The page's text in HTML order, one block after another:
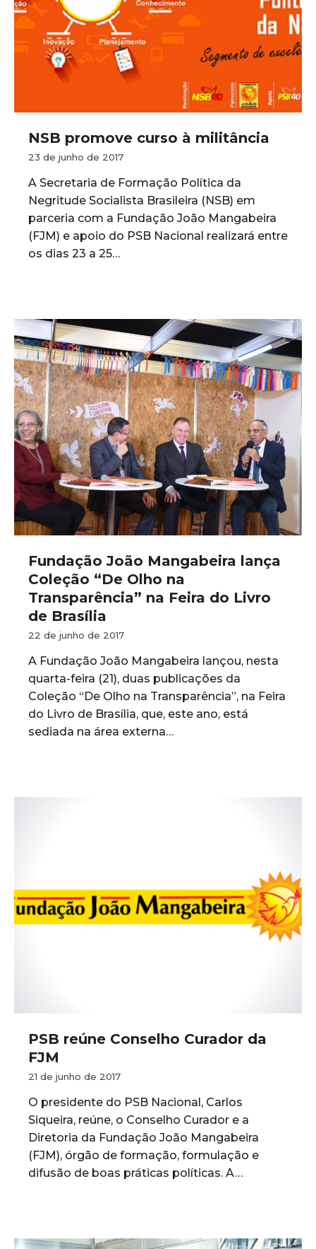
NSB promove curso à militância
23 de junho de 2017
A Secretaria de Formação Política da
Negritude Socialista Brasileira (NSB) em
parceria com a Fundação João Mangabeira
(FJM) e apoio do PSB Nacional realizará entre
os dias 23 a 25…
Fundação João Mangabeira lança
Coleção “De Olho na
Transparência” na Feira do Livro
de Brasília
22 de junho de 2017
A Fundação João Mangabeira lançou, nesta
quarta-feira (21), duas publicações da
Coleção “De Olho na Transparência”, na Feira
do Livro de Brasília, que, este ano, está
sediada na área externa…
PSB reúne Conselho Curador da
FJM
21 de junho de 2017
O presidente do PSB Nacional, Carlos
Siqueira, reúne, o Conselho Curador e a
Diretoria da Fundação João Mangabeira
(FJM), órgão de formação, formulação e
difusão de boas práticas políticas. A…